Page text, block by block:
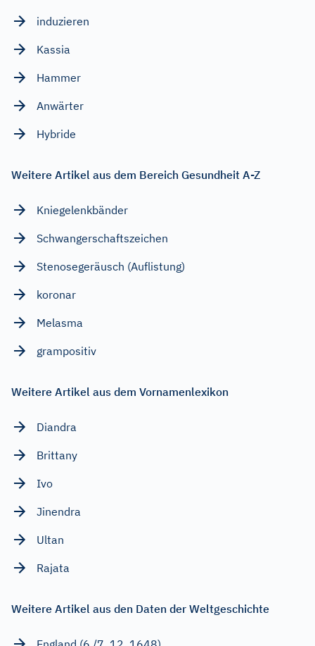
induzieren
Kassia
Hammer
Anwärter
Hybride
Weitere Artikel aus dem Bereich Gesundheit A-Z
Kniegelenkbänder
Schwangerschaftszeichen
Stenosegeräusch (Auflistung)
koronar
Melasma
grampositiv
Weitere Artikel aus dem Vornamenlexikon
Diandra
Brittany
Ivo
Jinendra
Ultan
Rajata
Weitere Artikel aus den Daten der Weltgeschichte